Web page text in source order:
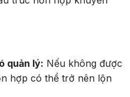
quản lý: Nếu không được
hợp có thể trở nên lộn